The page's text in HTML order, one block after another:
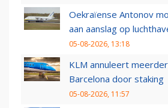
Oekraïense Antonov
aan aanslag op
05-08-2026, 13:18
KLM annuleert
Barcelona door staking
05-08-2026, 11:57